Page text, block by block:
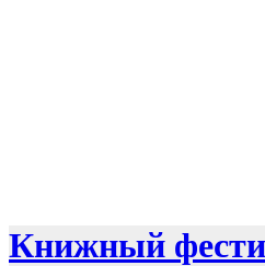
Книжный